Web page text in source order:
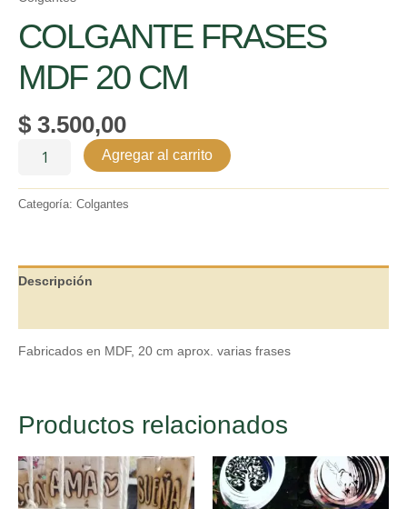
COLGANTE FRASES
MDF 20 CM
$ 3.500,00
Agregar al carrito
Categoría: Colgantes
Descripción
Fabricados en MDF, 20 cm aprox. varias frases
Productos relacionados